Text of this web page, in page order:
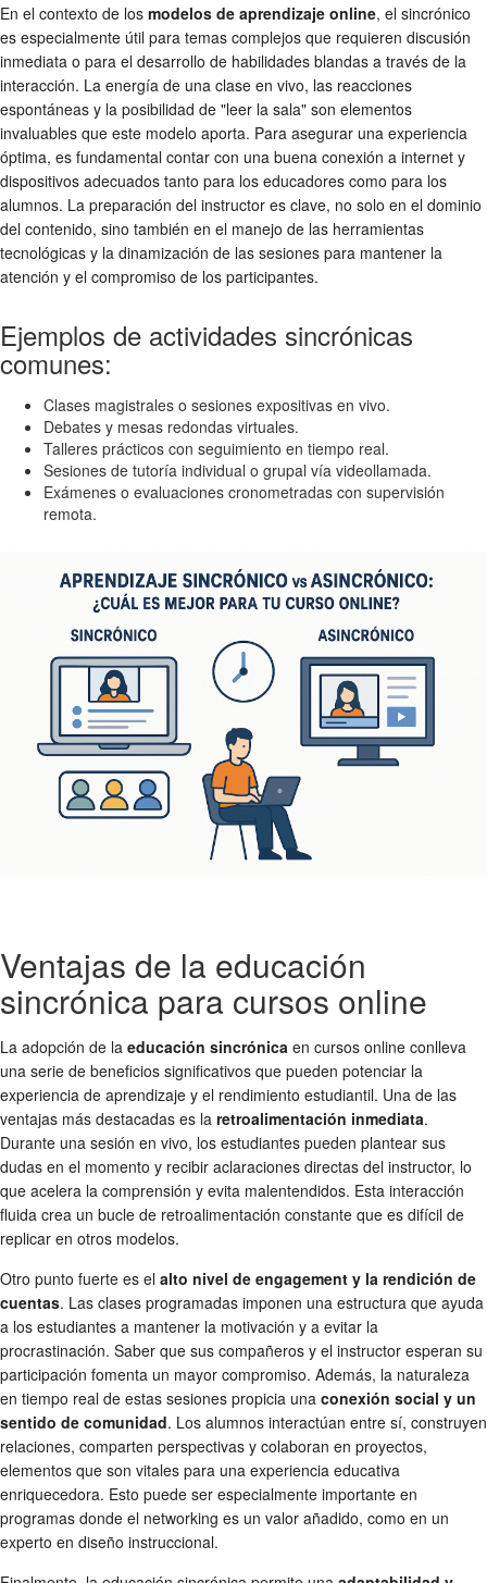
En el contexto de los modelos de aprendizaje online, el sincrónico
es especialmente útil para temas complejos que requieren discusión
inmediata o para el desarrollo de habilidades blandas a través de la
interacción. La energía de una clase en vivo, las reacciones
espontáneas y la posibilidad de "leer la sala" son elementos
invaluables que este modelo aporta. Para asegurar una experiencia
óptima, es fundamental contar con una buena conexión a internet y
dispositivos adecuados tanto para los educadores como para los
alumnos. La preparación del instructor es clave, no solo en el dominio
del contenido, sino también en el manejo de las herramientas
tecnológicas y la dinamización de las sesiones para mantener la
atención y el compromiso de los participantes.
Ejemplos de actividades sincrónicas
comunes:
Clases magistrales o sesiones expositivas en vivo.
Debates y mesas redondas virtuales.
Talleres prácticos con seguimiento en tiempo real.
Sesiones de tutoría individual o grupal vía videollamada.
Exámenes o evaluaciones cronometradas con supervisión
remota.
Ventajas de la educación
sincrónica para cursos online
La adopción de la educación sincrónica en cursos online conlleva
una serie de beneficios significativos que pueden potenciar la
experiencia de aprendizaje y el rendimiento estudiantil. Una de las
ventajas más destacadas es la retroalimentación inmediata.
Durante una sesión en vivo, los estudiantes pueden plantear sus
dudas en el momento y recibir aclaraciones directas del instructor, lo
que acelera la comprensión y evita malentendidos. Esta interacción
fluida crea un bucle de retroalimentación constante que es difícil de
replicar en otros modelos.
Otro punto fuerte es el alto nivel de engagement y la rendición de
cuentas. Las clases programadas imponen una estructura que ayuda
a los estudiantes a mantener la motivación y a evitar la
procrastinación. Saber que sus compañeros y el instructor esperan su
participación fomenta un mayor compromiso. Además, la naturaleza
en tiempo real de estas sesiones propicia una conexión social y un
sentido de comunidad. Los alumnos interactúan entre sí, construyen
relaciones, comparten perspectivas y colaboran en proyectos,
elementos que son vitales para una experiencia educativa
enriquecedora. Esto puede ser especialmente importante en
programas donde el networking es un valor añadido, como en un
experto en diseño instruccional.